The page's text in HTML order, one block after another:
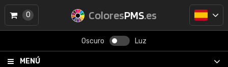
ColoresPMS.es
Oscuro Luz
MENÚ
0